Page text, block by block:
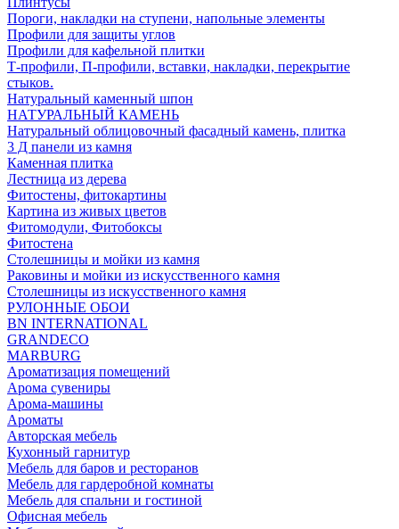
Пороги, накладки на ступени, напольные элементы
Профили для защиты углов
Профили для кафельной плитки
Т-профили, П-профили, вставки, накладки, перекрытие
стыков.
Натуральный каменный шпон
НАТУРАЛЬНЫЙ КАМЕНЬ
Натуральный облицовочный фасадный камень, плитка
3 Д панели из камня
Каменная плитка
Лестница из дерева
Фитостены, фитокартины
Картина из живых цветов
Фитомодули, Фитобоксы
Фитостена
Столешницы и мойки из камня
Раковины и мойки из искусственного камня
Столешницы из искусственного камня
РУЛОННЫЕ ОБОИ
BN INTERNATIONAL
GRANDECO
MARBURG
Ароматизация помещений
Арома сувениры
Арома-машины
Ароматы
Авторская мебель
Кухонный гарнитур
Мебель для баров и ресторанов
Мебель для гардеробной комнаты
Мебель для спальни и гостиной
Офисная мебель